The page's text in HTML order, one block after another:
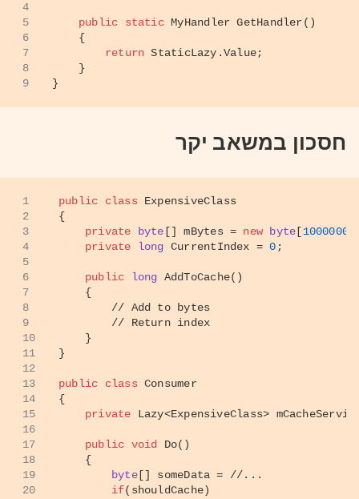
4
5
6
7
8
9
public static MyHandler GetHandler()
    {
return StaticLazy.Value;
    }
}
חסכון במשאב יקר
1
2
3
4
5
6
7
8
9
10
11
12
13
14
15
16
17
18
19
20
public class ExpensiveClass
{
private
byte [] mBytes = new byte [
private
long CurrentIndex = 0 ;
public long AddToCache()
    {
// Add to bytes
// Return index
    }
}
public class Consumer
{
private Lazy<ExpensiveClass>
public void Do()
    {
byte[] someData = //...
if(shouldCache)